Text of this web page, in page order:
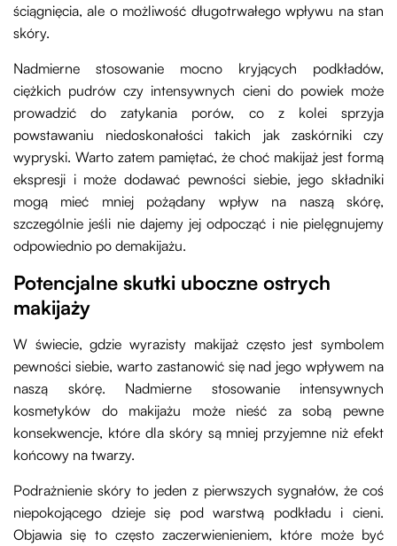
ściągnięcia, ale o możliwość długotrwałego wpływu na stan
skóry.
Nadmierne stosowanie mocno kryjących podkładów,
ciężkich pudrów czy intensywnych cieni do powiek może
prowadzić do zatykania porów, co z kolei sprzyja
powstawaniu niedoskonałości takich jak zaskórniki czy
wypryski. Warto zatem pamiętać, że choć makijaż jest formą
ekspresji i może dodawać pewności siebie, jego składniki
mogą mieć mniej pożądany wpływ na naszą skórę,
szczególnie jeśli nie dajemy jej odpocząć i nie pielęgnujemy
odpowiednio po demakijażu.
Potencjalne skutki uboczne ostrych
makijaży
W świecie, gdzie wyrazisty makijaż często jest symbolem
pewności siebie, warto zastanowić się nad jego wpływem na
naszą skórę. Nadmierne stosowanie intensywnych
kosmetyków do makijażu może nieść za sobą pewne
konsekwencje, które dla skóry są mniej przyjemne niż efekt
końcowy na twarzy.
Podrażnienie skóry to jeden z pierwszych sygnałów, że coś
niepokojącego dzieje się pod warstwą podkładu i cieni.
Objawia się to często zaczerwienieniem, które może być